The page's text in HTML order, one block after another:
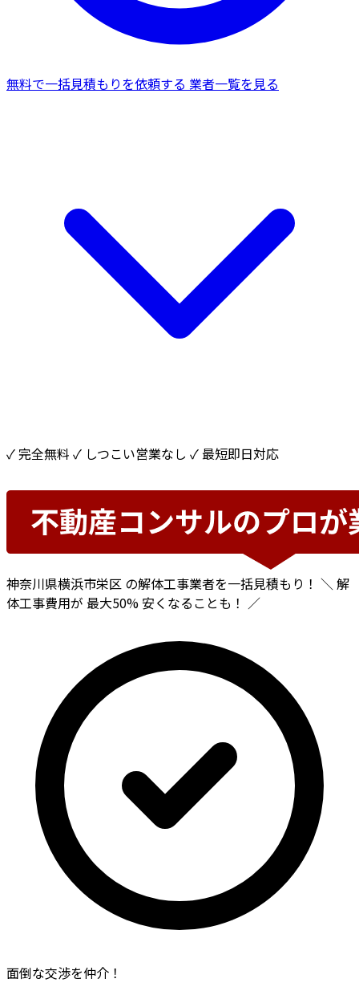
無料で一括見積もりを依頼する 業者一覧を見る
✓ 完全無料 ✓ しつこい営業なし ✓ 最短即日対応
神奈川県横浜市栄区 の解体工事業者を一括見積もり！ ＼ 解
体工事費用が 最大50%安くなることも！ ／
面倒な交渉を仲介！